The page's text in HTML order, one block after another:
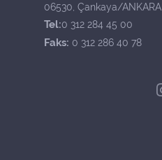
06530, Çankaya/ANKARA
Tel:0 312 284 45 00
Faks: 0 312 286 40 78